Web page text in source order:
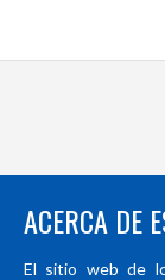
ACERCA DE
El sitio web de